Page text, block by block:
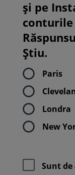
și pe
conturile
Știu.
Paris
Londra
New
Sunt de